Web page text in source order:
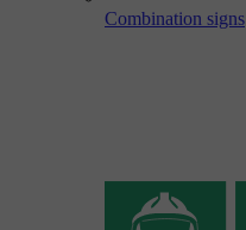
Combination signs